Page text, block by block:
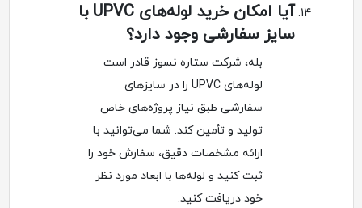
آیا امکان خرید لوله‌های UPVC با
سایز سفارشی وجود دارد؟
بله، شرکت ستاره نسوز قادر است
لوله‌های UPVC را در سایزهای
سفارشی طبق نیاز پروژه‌های خاص
تولید و تأمین کند. شما می‌توانید با
ارائه مشخصات دقیق، سفارش خود را
ثبت کنید و لوله‌ها با ابعاد مورد نظر
خود دریافت کنید.